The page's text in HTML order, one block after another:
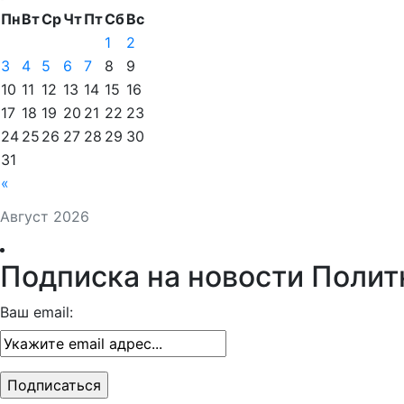
Август 2026
ПнВтСрЧтПтСбВс
«
1
2
3
4 5 6 7 8
9
10 11 12 13 14 15 16
17 18 19 20 21 22 23
24 25 26 27 28 29 30
31
Подписка на новости
Ваш email: